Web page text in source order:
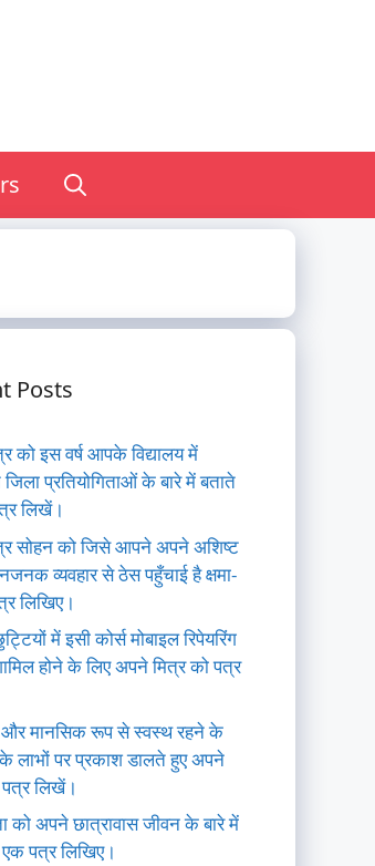
Posts
को इस वर्ष आपके विद्यालय में
प्रतियोगिताओं के बारे में बताते
लिखें।
सोहन को जिसे आपने अपने अशिष्ट
व्यवहार से ठेस पहुँचाई है क्षमा-
लिखिए।
में इसी कोर्स मोबाइल रिपेयरिंग
होने के लिए अपने मित्र को पत्र
और मानसिक रूप से स्वस्थ रहने के
लाभों पर प्रकाश डालते हुए अपने
लिखें।
को अपने छात्रावास जीवन के बारे में
पत्र लिखिए।